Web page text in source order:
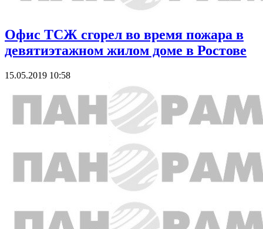
Офис ТСЖ сгорел во время пожара в
девятиэтажном жилом доме в Ростове
15.05.2019 10:58